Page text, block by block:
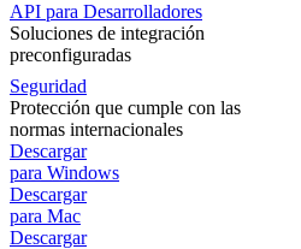
API para Desarrolladores
Soluciones de integración
preconfiguradas
Seguridad
Protección que cumple con las
normas internacionales
Descargar
para Windows
Descargar
para Mac
Descargar